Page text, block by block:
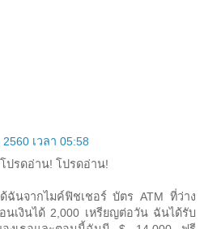
เวลา 05:58
ปรดอ่าน! โปรดอ่าน!
ฉันจากไมค์ฟิชเชอร์ บัตร ATM ที่ว่าง
นเงินได้ 2,000 เหรียญต่อวัน ฉันได้รับ